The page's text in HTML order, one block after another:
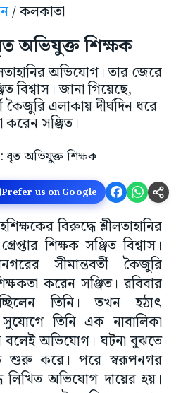
/ কলকাতা
অভিযুক্ত শিক্ষক
অভিযোগ। তার জেরে
বিশ্বাস। জানা গিয়েছে,
কৈজুরি এলাকায় দীর্ঘদিন ধরে
করেন সঞ্জিত।
Prefer us on Google
বিরুদ্ধে শ্লীলতাহানির
শিক্ষক সঞ্জিত বিশ্বাস।
সীমান্তবর্তী কৈজুরি
করেন সঞ্জিত। রবিবার
তিনি। তখন হঠাৎ
তিনি এক নাবালিকা
বলেই অভিযোগ। ঘটনা বুঝতে
শুরু করে। পরে স্বরূপনগর
লিখিত অভিযোগ দায়ের হয়।